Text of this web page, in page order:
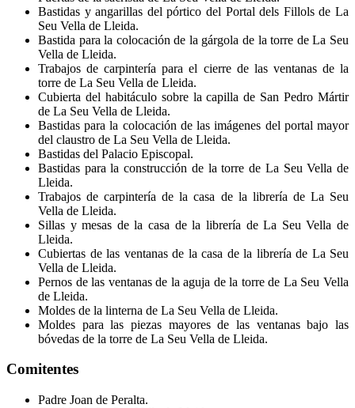
Bastidas y angarillas del pórtico del Portal dels Fillols de La
Seu Vella de Lleida.
Bastida para la colocación de la gárgola de la torre de La Seu
Vella de Lleida.
Trabajos de carpintería para el cierre de las ventanas de la
torre de La Seu Vella de Lleida.
Cubierta del habitáculo sobre la capilla de San Pedro Mártir
de La Seu Vella de Lleida.
Bastidas para la colocación de las imágenes del portal mayor
del claustro de La Seu Vella de Lleida.
Bastidas del Palacio Episcopal.
Bastidas para la construcción de la torre de La Seu Vella de
Lleida.
Trabajos de carpintería de la casa de la librería de La Seu
Vella de Lleida.
Sillas y mesas de la casa de la librería de La Seu Vella de
Lleida.
Cubiertas de las ventanas de la casa de la librería de La Seu
Vella de Lleida.
Pernos de las ventanas de la aguja de la torre de La Seu Vella
de Lleida.
Moldes de la linterna de La Seu Vella de Lleida.
Moldes para las piezas mayores de las ventanas bajo las
bóvedas de la torre de La Seu Vella de Lleida.
Comitentes
Padre Joan de Peralta.